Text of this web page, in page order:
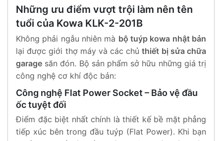
Những ưu điểm vượt trội làm nên tên
tuổi của Kowa KLK-2-201B
Không phải ngẫu nhiên mà bộ tuýp kowa nhật bản
lại được giới thợ máy và các chủthiết bị sửa chữa
garage săn đón. Bộ sản phẩm sở hữu những giá trị
công nghệ cơ khí độc bản:
Công nghệ Flat Power Socket – Bảo vệ đầu
ốc tuyệt đối
Điểm đặc biệt nhất chính là thiết kế bề mặt phẳng
tiếp xúc bên trong đầu tuýp (Flat Power). Khi bạn